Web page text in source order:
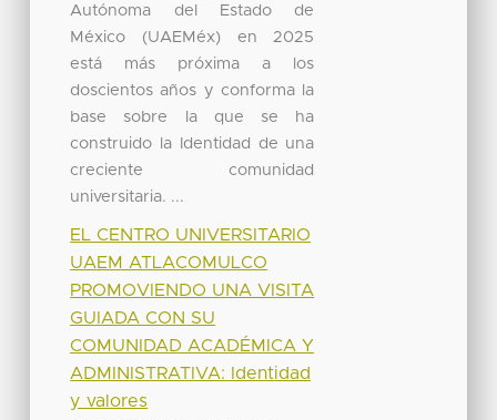
Autónoma del Estado de
México (UAEMéx) en 2025
está más próxima a los
doscientos años y conforma la
base sobre la que se ha
construido la Identidad de una
creciente comunidad
universitaria. ...
EL CENTRO UNIVERSITARIO
UAEM ATLACOMULCO
PROMOVIENDO UNA VISITA
GUIADA CON SU
COMUNIDAD ACADÉMICA Y
ADMINISTRATIVA: Identidad
y valores